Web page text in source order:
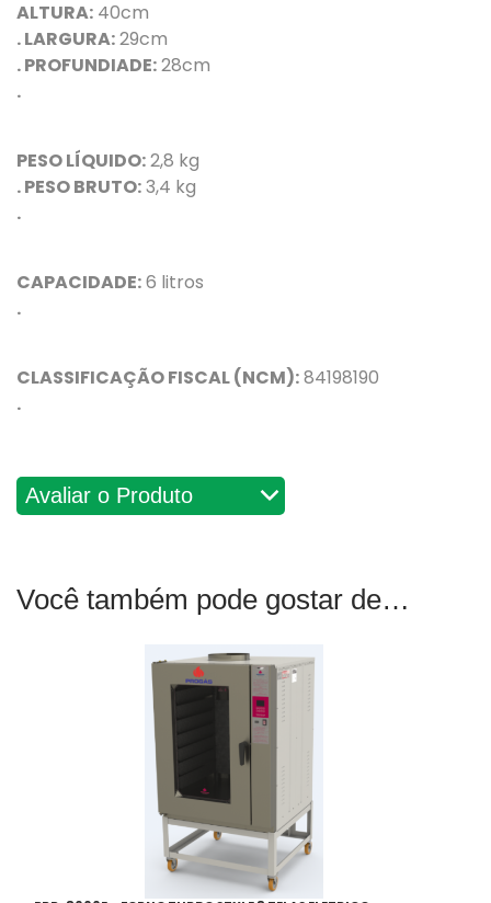
ALTURA: 40cm
. LARGURA:29cm
. PROFUNDIADE:28cm
.
PESO LÍQUIDO:2,8 kg
. PESO BRUTO:3,4 kg
.
CAPACIDADE:6 litros
.
CLASSIFICAÇÃO FISCAL (NCM):84198190
.
Avaliações
Você também pode gostar de